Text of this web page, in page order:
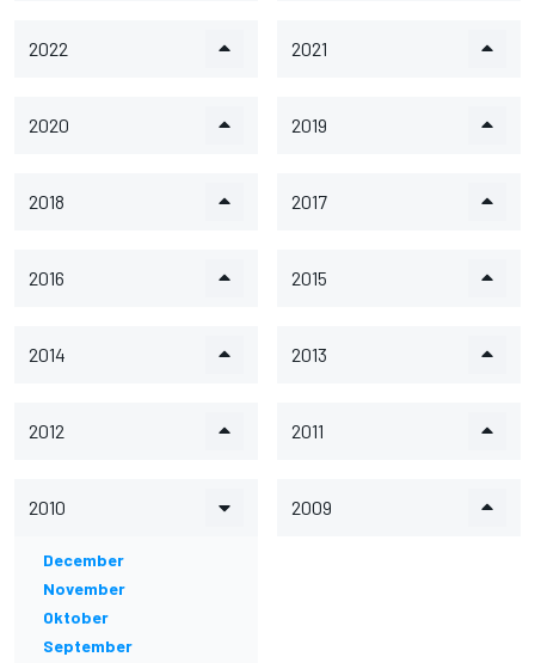
2022 2021
2020 2019
2018 2017
2016 2015
2014 2013
2012 2011
2010
December
November
Oktober
September
2009